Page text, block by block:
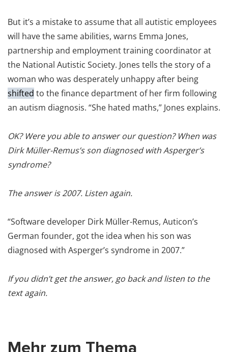
But it’s a mistake to assume that all autistic employees
will have the same abilities, warns Emma Jones,
partnership and employment training coordinator at
the National Autistic Society. Jones tells the story of a
woman who was desperately unhappy after being
shifted to the finance department of her firm following
an autism diagnosis. “She hated maths,” Jones explains.
OK? Were you able to answer our question? When was
Dirk Müller-Remus’s son diagnosed with Asperger’s
syndrome?
The answer is 2007. Listen again.
“Software developer Dirk Müller-Remus, Auticon’s
German founder, got the idea when his son was
diagnosed with Asperger’s syndrome in 2007.”
If you didn’t get the answer, go back and listen to the
text again.